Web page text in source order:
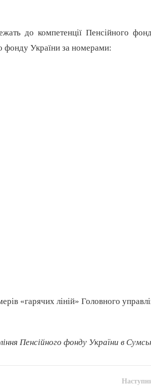
до компетенції Пенсійного
фонду України за номерами:
«гарячих ліній» Головного
Пенсійного фонду України в